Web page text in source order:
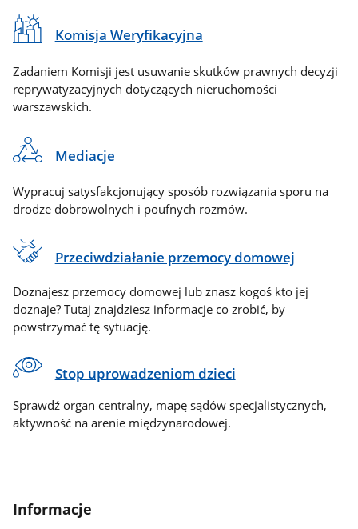
Komisja Weryfikacyjna
Zadaniem Komisji jest usuwanie skutków prawnych decyzji
reprywatyzacyjnych dotyczących nieruchomości
warszawskich.
Mediacje
Wypracuj satysfakcjonujący sposób rozwiązania sporu na
drodze dobrowolnych i poufnych rozmów.
Przeciwdziałanie przemocy domowej
Doznajesz przemocy domowej lub znasz kogoś kto jej
doznaje? Tutaj znajdziesz informacje co zrobić, by
powstrzymać tę sytuację.
Stop uprowadzeniom dzieci
Sprawdź organ centralny, mapę sądów specjalistycznych,
aktywność na arenie międzynarodowej.
Informacje